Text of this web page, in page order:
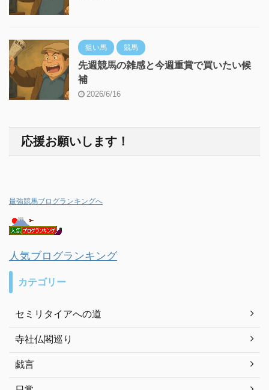
狙い馬 競馬
先週競馬の雑感と今週重賞で買いたい候
補
2026/6/16
応援お願いします！
最強競馬ブログランキングへ
人気ブログランキング
カテゴリー
セミリタイアへの道
寺社仏閣巡り
戯言